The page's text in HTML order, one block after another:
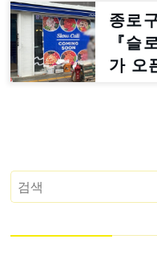
종로
『슬
가 오